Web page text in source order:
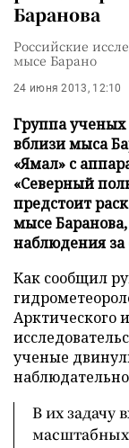
Баранова
Российские
мысе Барано
24 июня 2013, 12:10
Группа ученых
вблизи мыса
«Ямал» с
«Северный
предстоит
мысе Баранова,
наблюдения за
Как сообщил
Арктического
ученые
В их задачу
масштабных